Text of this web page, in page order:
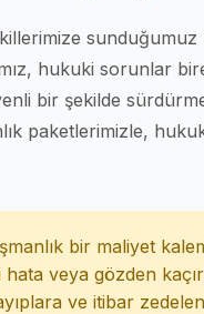
sunduğumuz
hukuki sorunlar
bir şekilde
paketlerimizle,
bir maliyet
veya gözden
ve itibar